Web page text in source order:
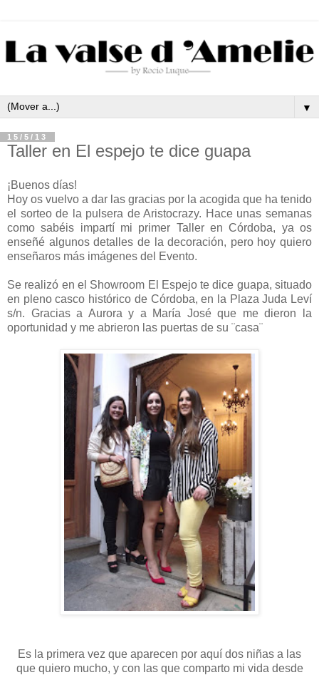
▼
15/5/13
Taller en El espejo te dice guapa
¡Buenos días!
Hoy os vuelvo a dar las gracias por la acogida que ha tenido
el sorteo de la pulsera de Aristocrazy. Hace unas semanas
como sabéis impartí mi primer Taller en Córdoba, ya os
enseñé algunos detalles de la decoración, pero hoy quiero
enseñaros más imágenes del Evento.
Se realizó en el Showroom El Espejo te dice guapa, situado
en pleno casco histórico de Córdoba, en la Plaza Juda Leví
s/n. Gracias a Aurora y a María José que me dieron la
oportunidad y me abrieron las puertas de su ¨casa¨
Es la primera vez que aparecen por aquí dos niñas a las
que quiero mucho, y con las que comparto mi vida desde